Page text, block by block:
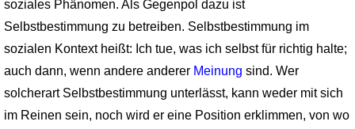
soziales Phänomen. Als Gegenpol dazu ist
Selbstbestimmung zu betreiben. Selbstbestimmung im
sozialen Kontext heißt: Ich tue, was ich selbst für richtig halte;
auch dann, wenn andere anderer Meinung sind. Wer
solcherart Selbstbestimmung unterlässt, kann weder mit sich
im Reinen sein, noch wird er eine Position erklimmen, von wo